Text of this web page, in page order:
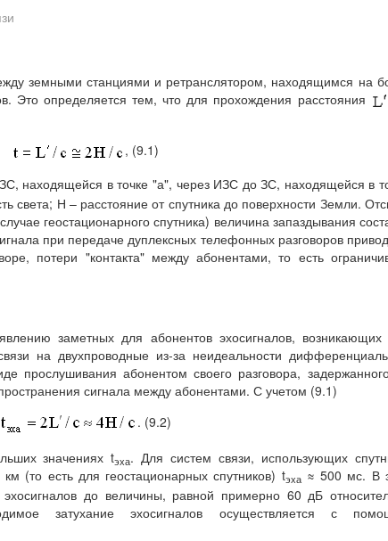
земными станциями и ретранслятором, находящимся на
Это определяется тем, что для прохождения расстояния
, (9.1)
находящейся в точке "а", через ИЗС до ЗС, находящейся в
света; Н – расстояние от спутника до поверхности Земли.
геостационарного спутника) величина запаздывания
при передаче дуплексных телефонных разговоров
потери "контакта" между абонентами, то есть
заметных для абонентов эхосигналов, возникающих
на двухпроводные из-за неидеальности
прослушивания абонентом своего разговора,
сигнала между абонентами. С учетом (9.1)
. (9.2)
значениях tэха. Для систем связи, использующих
км (то есть для геостационарных спутников) tэха≈ 500 мс. В
эхосигналов до величины, равной примерно 60 дБ
затухание эхосигналов осуществляется с